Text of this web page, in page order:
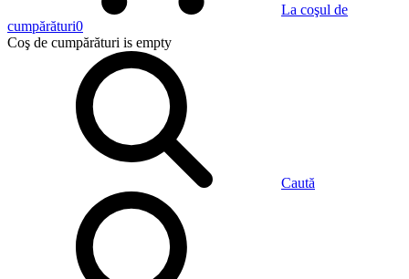
La coşul de
cumpărături0
Coş de cumpărături is empty
Caută